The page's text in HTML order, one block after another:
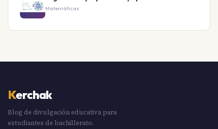
Matemáticas
Kerchak
Blog de divulgación educativa para
estudiantes de bachillerato.